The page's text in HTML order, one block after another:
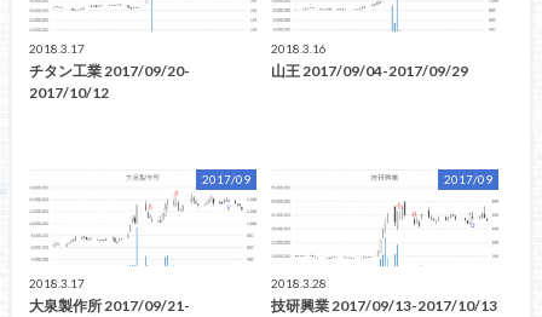
2018.3.17
チタン工業 2017/09/20-
2017/10/12
2018.3.16
山王 2017/09/04-2017/09/29
2017/09
2018.3.17
大泉製作所 2017/09/21-
2017/09
2018.3.28
技研興業 2017/09/13-2017/10/13